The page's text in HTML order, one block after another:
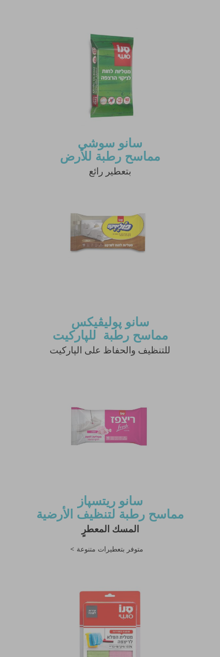
سانو سوشي
مماسح رطبة للأرض
بتعطير رائع
سانو پوليڤيكس
مماسح رطبة للپاركيت
للتنظيف والحفاظ على الپاركيت
سانو ريتسپاز
مماسح رطبة لتنظيف الأرضية
المسك المعطرٍ
متوفر بتعطيرات متنوعة